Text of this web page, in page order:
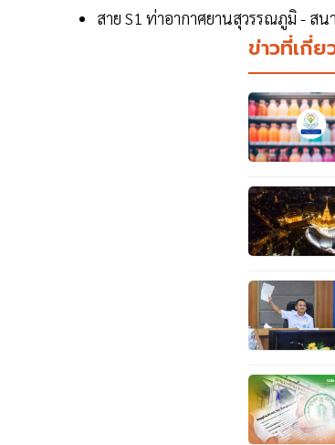
สาย S1 ท่าอากาศยานสุวรรณภูมิ - สน
ข่าวที่เกี่